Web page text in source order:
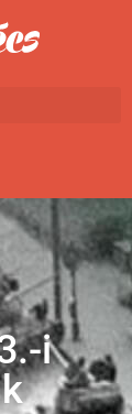
i